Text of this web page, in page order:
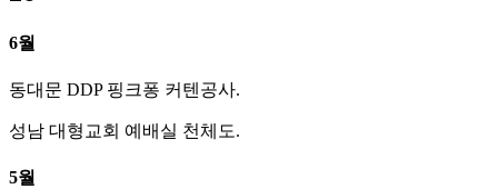
6월
동대문 DDP 핑크퐁 커텐공사.
성남 대형교회 예배실 천체도.
5월